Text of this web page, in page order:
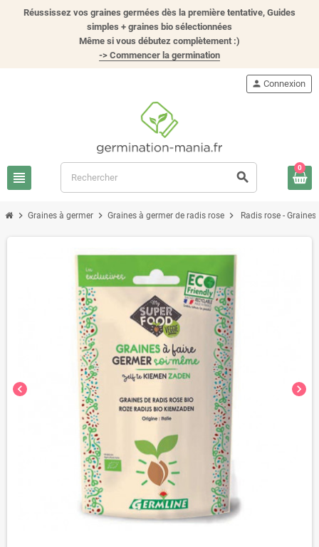
Réussissez vos graines germées dès la première tentative, Guides
simples + graines bio sélectionnées
Même si vous débutez complètement :)
-> Commencer la germination
view_headline search
person Connexion
0
chevron_right Graines à germer chevron_right Graines à germer de radis rose chevron_right Radis rose -
chevron_left chevron_right